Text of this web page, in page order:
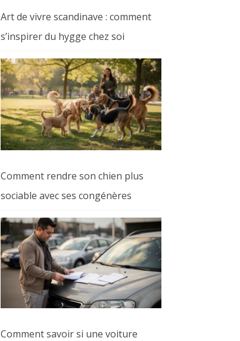
Art de vivre scandinave : comment
s’inspirer du hygge chez soi
Comment rendre son chien plus
sociable avec ses congénères
Comment savoir si une voiture